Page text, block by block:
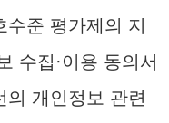
준 평가제의 지
수집·이용 동의서
의 개인정보 관련